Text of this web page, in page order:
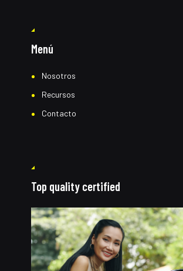
Menú
Nosotros
Recursos
Contacto
Top quality certified